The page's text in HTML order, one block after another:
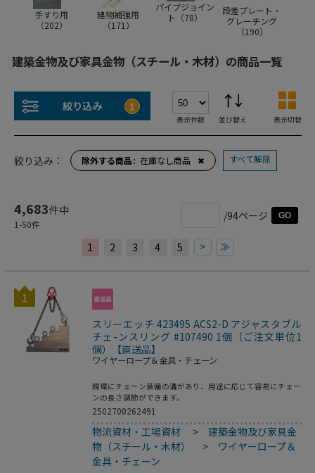
手すり用
（202）
建物補強用
（171 ）
パイプジョイン
ト（78）
段差プレート・
グレーチング
（190）
建築金物及び家具金物（スチール・木材）の商品一覧
絞り込み 1
表示件数 並び替え 表示切替
絞り込み： 除外する商品 在庫なし商品 ✖ すべて解除
4,683件中
1-50件
/94ページ GO
1 2 3 4 5 > ≫
1
スリーエッチ 423495 ACS2-D アジャスタブル
チェ-ンスリング #107490 1個（ご注文単位1
個）【直送品】
ワイヤーロープ＆金具・チェーン
親環にチェーン装備の溝があり、用途に応じて容易にチェー
ンの長さ調節ができます。
2502700262491
物流資材・工場資材 >建築金物及び家具金
物（スチール・木材）
> ワイヤーロープ＆
金具・チェーン